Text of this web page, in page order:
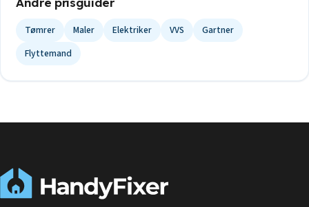
Tømrer Maler Elektriker VVS
Gartner
Flyttemand